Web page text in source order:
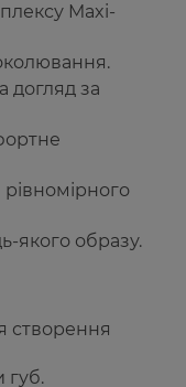
Maxi-
догляд за
якого образу.
створення
губ.